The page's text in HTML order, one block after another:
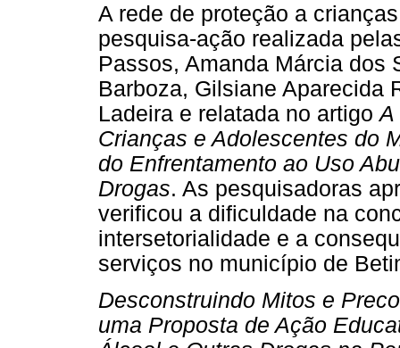
A rede de proteção a
pesquisa-ação realizada
Passos, Amanda Márcia dos
Barboza, Gilsiane Aparecida
Ladeira e relatada no artigoA
Crianças e Adolescentes do
do Enfrentamento ao Uso
Drogas. As pesquisadoras
verificou a dificuldade na
intersetorialidade e a
serviços no município de
Desconstruindo Mitos e
uma Proposta de Ação